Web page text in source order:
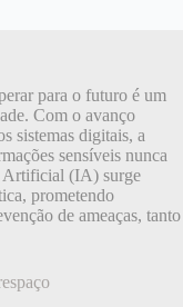
para o futuro é um
Com o avanço
sistemas digitais, a
sensíveis nunca
Artificial (IA) surge
prometendo
de ameaças, tanto